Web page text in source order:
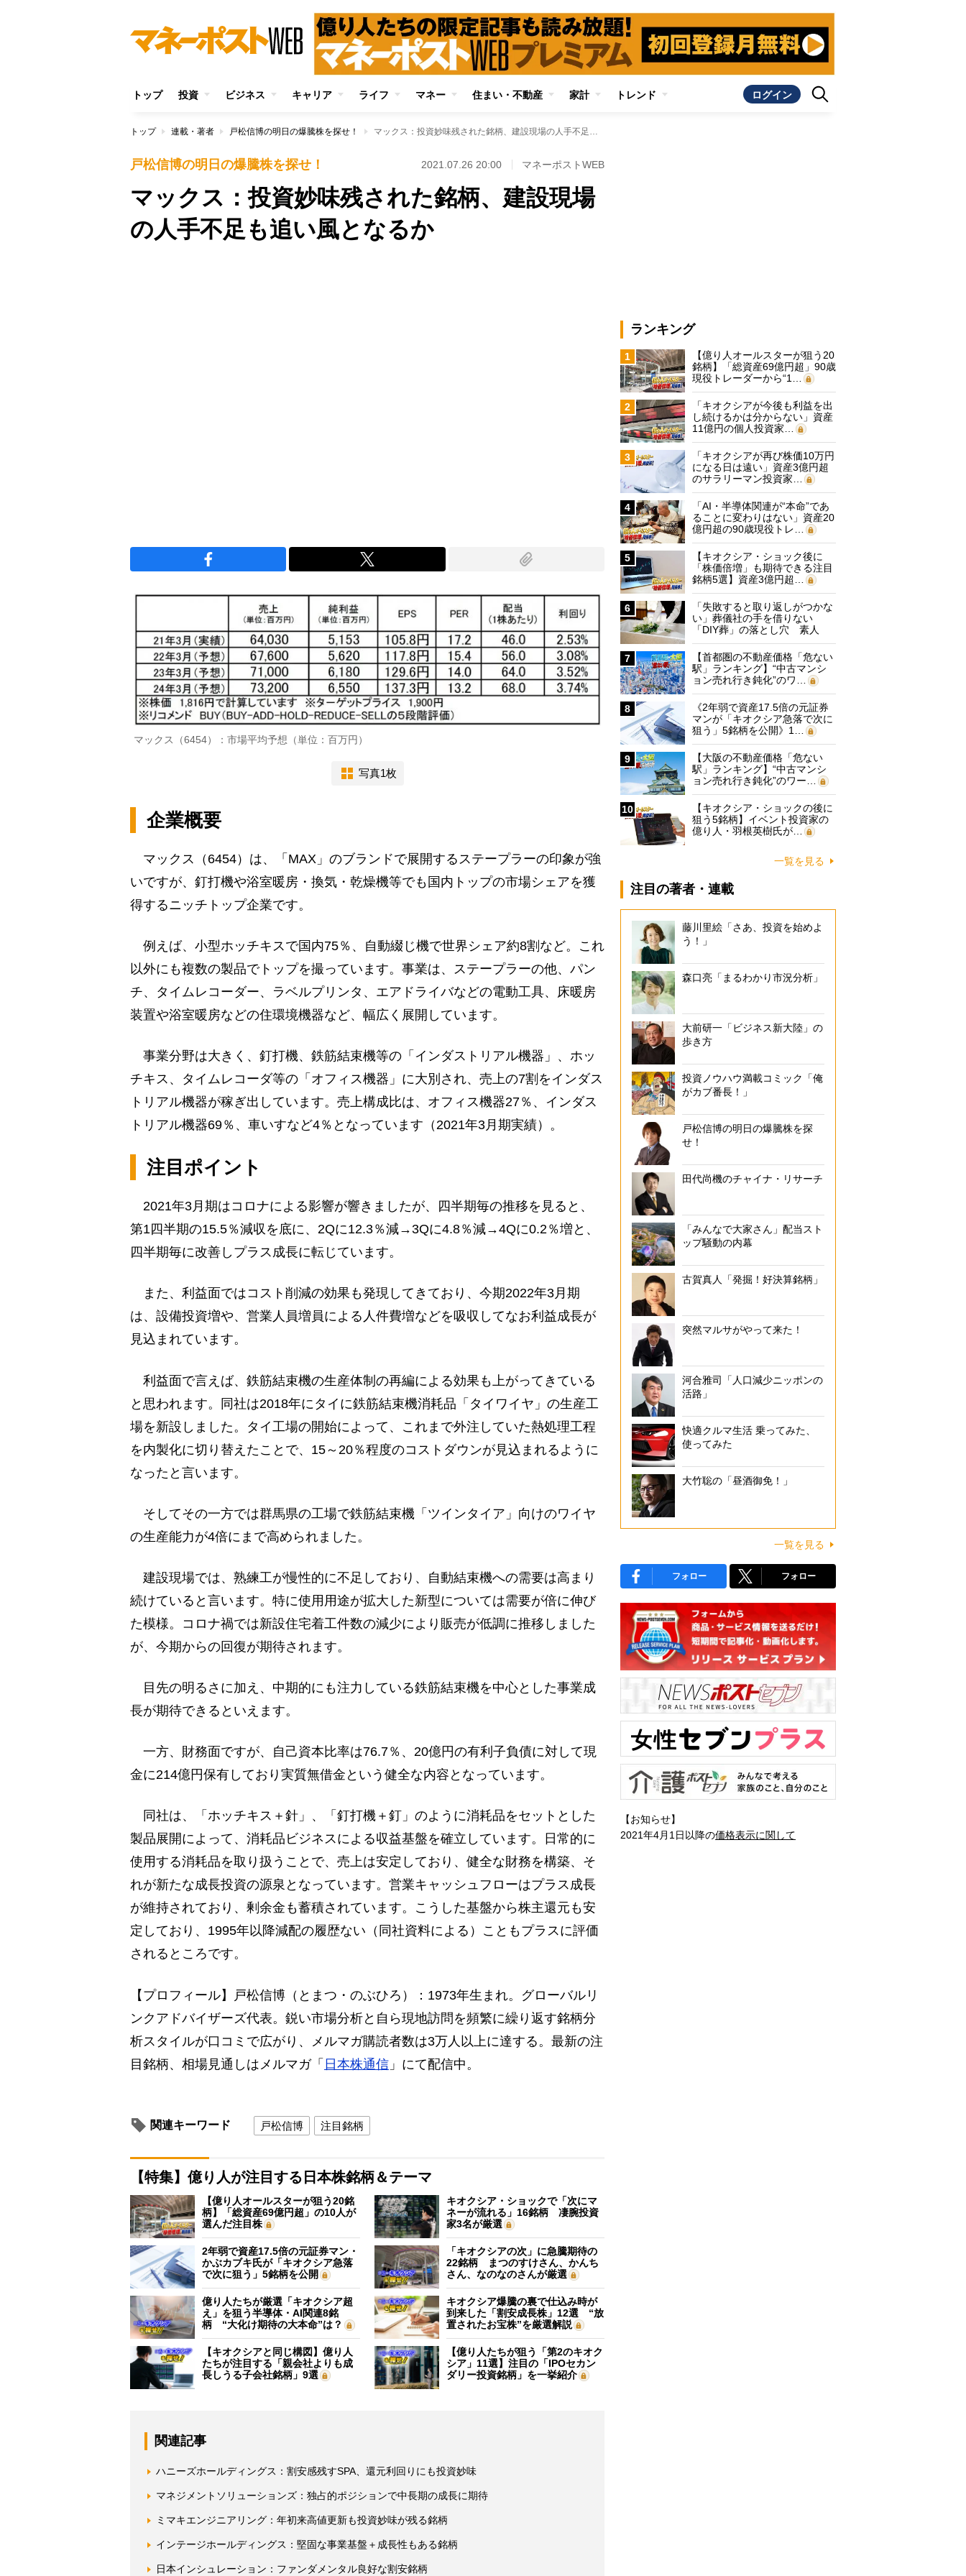
トップ 投資 ビジネス キャリア ライフ マネー 住まい・不動産 家計 トレンド ログイン
トップ 連載・著者 戸松信博の明日の爆騰株を探せ！ マックス：投資妙味残された銘柄、建設現場の人手不足も追い風となるか
戸松信博の明日の爆騰株を探せ！ 2021.07.26 20:00 マネーポストWEB
マックス：投資妙味残された銘柄、建設現場
の人手不足も追い風となるか
マックス（6454）：市場平均予想（単位：百万円）
写真1枚
企業概要
マックス（6454）は、「MAX」のブランドで展開するステープラーの印象が強
いですが、釘打機や浴室暖房・換気・乾燥機等でも国内トップの市場シェアを獲
得するニッチトップ企業です。
例えば、小型ホッチキスで国内75％、自動綴じ機で世界シェア約8割など。これ
以外にも複数の製品でトップを撮っています。事業は、ステープラーの他、パン
チ、タイムレコーダー、ラベルプリンタ、エアドライバなどの電動工具、床暖房
装置や浴室暖房などの住環境機器など、幅広く展開しています。
事業分野は大きく、釘打機、鉄筋結束機等の「インダストリアル機器」、ホッ
チキス、タイムレコーダ等の「オフィス機器」に大別され、売上の7割をインダス
トリアル機器が稼ぎ出しています。売上構成比は、オフィス機器27％、インダス
トリアル機器69％、車いすなど4％となっています（2021年3月期実績）。
注目ポイント
2021年3月期はコロナによる影響が響きましたが、四半期毎の推移を見ると、
第1四半期の15.5％減収を底に、2Qに12.3％減→3Qに4.8％減→4Qに0.2％増と、
四半期毎に改善しプラス成長に転じています。
また、利益面ではコスト削減の効果も発現してきており、今期2022年3月期
は、設備投資増や、営業人員増員による人件費増などを吸収してなお利益成長が
見込まれています。
利益面で言えば、鉄筋結束機の生産体制の再編による効果も上がってきている
と思われます。同社は2018年にタイに鉄筋結束機消耗品「タイワイヤ」の生産工
場を新設しました。タイ工場の開始によって、これまで外注していた熱処理工程
を内製化に切り替えたことで、15～20％程度のコストダウンが見込まれるように
なったと言います。
そしてその一方では群馬県の工場で鉄筋結束機「ツインタイア」向けのワイヤ
の生産能力が4倍にまで高められました。
建設現場では、熟練工が慢性的に不足しており、自動結束機への需要は高まり
続けていると言います。特に使用用途が拡大した新型については需要が倍に伸び
た模様。コロナ禍では新設住宅着工件数の減少により販売が低調に推移しました
が、今期からの回復が期待されます。
目先の明るさに加え、中期的にも注力している鉄筋結束機を中心とした事業成
長が期待できるといえます。
一方、財務面ですが、自己資本比率は76.7％、20億円の有利子負債に対して現
金に214億円保有しており実質無借金という健全な内容となっています。
同社は、「ホッチキス＋針」、「釘打機＋釘」のように消耗品をセットとした
製品展開によって、消耗品ビジネスによる収益基盤を確立しています。日常的に
使用する消耗品を取り扱うことで、売上は安定しており、健全な財務を構築、そ
れが新たな成長投資の源泉となっています。営業キャッシュフローはプラス成長
が維持されており、剰余金も蓄積されています。こうした基盤から株主還元も安
定しており、1995年以降減配の履歴ない（同社資料による）こともプラスに評価
されるところです。
【プロフィール】戸松信博（とまつ・のぶひろ）：1973年生まれ。グローバルリ
ンクアドバイザーズ代表。鋭い市場分析と自ら現地訪問を頻繁に繰り返す銘柄分
析スタイルが口コミで広がり、メルマガ購読者数は3万人以上に達する。最新の注
目銘柄、相場見通しはメルマガ「 日本株通信 」にて配信中。
関連キーワード 戸松信博 注目銘柄
【特集】億り人が注目する日本株銘柄＆テーマ
【億り人オールスターが狙う20銘
柄】「総資産69億円超」の10人が
選んだ注目株
キオクシア・ショックで「次にマ
ネーが流れる」16銘柄 凄腕投資
家3名が厳選
2年弱で資産17.5倍の元証券マン・
かぶカブキ氏が「キオクシア急落
で次に狙う」5銘柄を公開
「キオクシアの次」に急騰期待の
22銘柄 まつのすけさん、かんち
さん、なのなのさんが厳選
億り人たちが厳選「キオクシア超
え」を狙う半導体・AI関連8銘
柄 “大化け期待の大本命”は？
キオクシア爆騰の裏で仕込み時が
到来した「割安成長株」12選 “放
置されたお宝株”を厳選解説
【キオクシアと同じ構図】億り人
たちが注目する「親会社よりも成
長しうる子会社銘柄」9選
【億り人たちが狙う「第2のキオク
シア」11選】注目の「IPOセカン
ダリー投資銘柄」を一挙紹介
関連記事
ハニーズホールディングス：割安感残すSPA、還元利回りにも投資妙味
マネジメントソリューションズ：独占的ポジションで中長期の成長に期待
ミマキエンジニアリング：年初来高値更新も投資妙味が残る銘柄
インテージホールディングス：堅固な事業基盤＋成長性もある銘柄
日本インシュレーション：ファンダメンタル良好な割安銘柄
ランキング
1
【億り人オールスターが狙う20
銘柄】「総資産69億円超」90歳
現役トレーダーから“1…
2
「キオクシアが今後も利益を出
し続けるかは分からない」資産
11億円の個人投資家…
3
「キオクシアが再び株価10万円
になる日は遠い」資産3億円超
のサラリーマン投資家…
4
「AI・半導体関連が“本命”であ
ることに変わりはない」資産20
億円超の90歳現役トレ…
5
【キオクシア・ショック後に
「株価倍増」も期待できる注目
銘柄5選】資産3億円超…
6
「失敗すると取り返しがつかな
い」葬儀社の手を借りない
「DIY葬」の落とし穴 素人
に…
7
【首都圏の不動産価格「危ない
駅」ランキング】“中古マンシ
ョン売れ行き鈍化”のワ…
8
《2年弱で資産17.5倍の元証券
マンが「キオクシア急落で次に
狙う」5銘柄を公開》1…
9
【大阪の不動産価格「危ない
駅」ランキング】“中古マンシ
ョン売れ行き鈍化”のワー…
10
【キオクシア・ショックの後に
狙う5銘柄】イベント投資家の
億り人・羽根英樹氏が…
一覧を見る
注目の著者・連載
藤川里絵「さあ、投資を始めよ
う！」
森口亮「まるわかり市況分析」
大前研一「ビジネス新大陸」の
歩き方
投資ノウハウ満載コミック「俺
がカブ番長！」
戸松信博の明日の爆騰株を探
せ！
田代尚機のチャイナ・リサーチ
「みんなで大家さん」配当スト
ップ騒動の内幕
古賀真人「発掘！好決算銘柄」
突然マルサがやって来た！
河合雅司「人口減少ニッポンの
活路」
快適クルマ生活 乗ってみた、
使ってみた
大竹聡の「昼酒御免！」
一覧を見る
フォロー フォロー
【お知らせ】
2021年4月1日以降の価格表示に関して